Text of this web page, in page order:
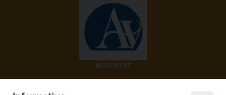
AVVENIRE